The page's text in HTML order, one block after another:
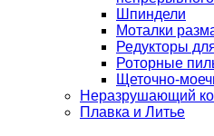
Шпиндели
Моталки
Редукторы
Роторные
Щеточно-
Неразрушающий
Плавка и Литье